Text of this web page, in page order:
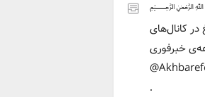
کانال‌های
.